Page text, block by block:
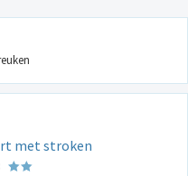
met stroken